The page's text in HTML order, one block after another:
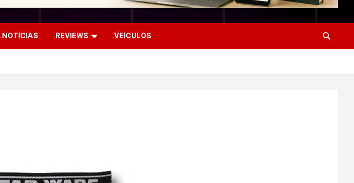
.NOTÍCIAS .REVIEWS .VEÍCULOS